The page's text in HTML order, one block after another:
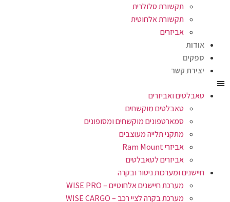
תקשורת סלולרית
תקשורת אלחוטית
אביזרים
אודות
ספקים
יצירת קשר
טאבלטים ואביזרים
טאבלטים מוקשחים
סמארטפונים מוקשחים ומסופונים
מתקני תלייה מעוצבים
אביזרי Ram Mount
אביזרים לטאבלטים
חיישנים ומערכות ניטור ובקרה
מערכת חיישנים אלחוטיים – WISE PRO
מערכת בקרה לציי רכב – WISE CARGO